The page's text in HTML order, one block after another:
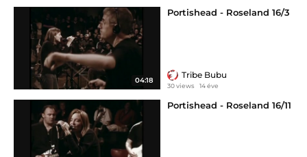
04:18
Portishead - Roseland 16/3
Tribe Bubu
30 views 14 éve
Portishead - Roseland 16/11